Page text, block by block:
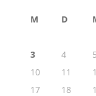
M D
3
4 5
10
11
17
18